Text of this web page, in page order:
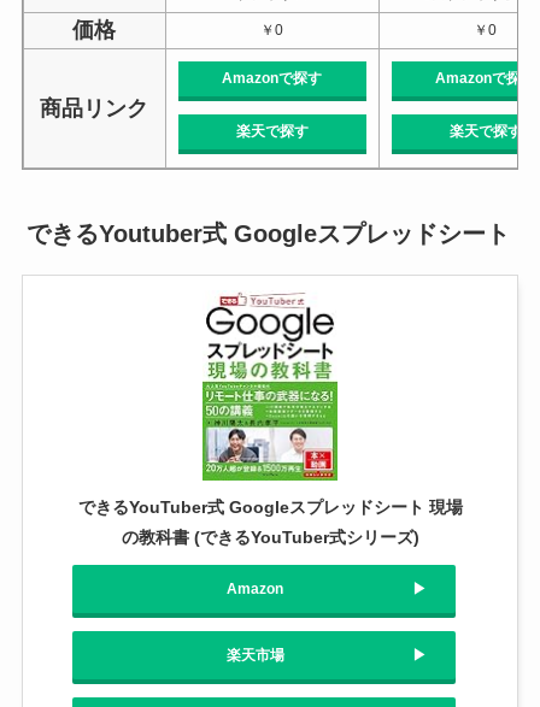
価格 ￥0 ￥0
商品リンク
Amazonで探す
楽天で探す
Amazonで探す
楽天で探す
できるYoutuber式 Googleスプレッドシート
できるYouTuber式 Googleスプレッドシート 現場
の教科書 (できるYouTuber式シリーズ)
Amazon
楽天市場